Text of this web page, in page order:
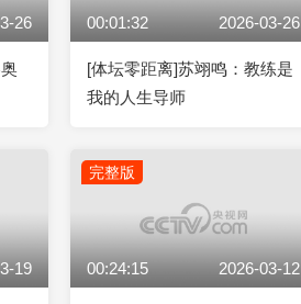
26 00:01:32 2026-03-26
[体坛零距离]苏翊鸣：教练是
我的人生导师
19
完整版
00:24:15 2026-03-12